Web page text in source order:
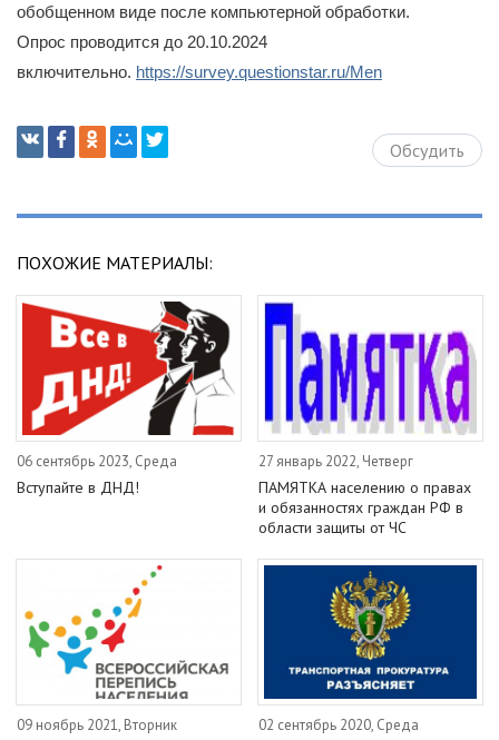
обобщенном виде после компьютерной обработки.
Опрос проводится до 20.10.2024
включительно. https://survey.questionstar.ru/Men
Обсудить
ПОХОЖИЕ МАТЕРИАЛЫ:
06 сентябрь 2023, Среда
Вступайте в ДНД!
27 январь 2022, Четверг
ПАМЯТКА населению о правах
и обязанностях граждан РФ в
области защиты от ЧС
09 ноябрь 2021, Вторник 02 сентябрь 2020, Среда